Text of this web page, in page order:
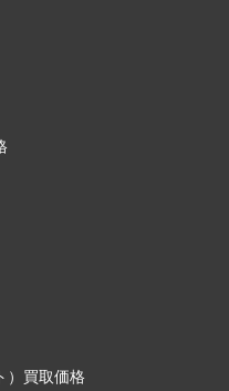
）買取価格